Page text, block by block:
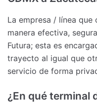
La empresa / línea
manera efectiva,
Futura; esta es
trayecto al igual que
servicio de forma
¿En qué terminal